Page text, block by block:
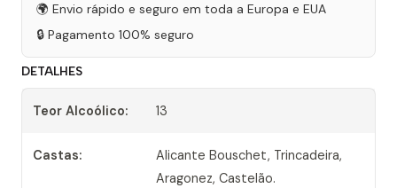
🌍 Envio rápido e seguro em toda a Europa e EUA
🔒 Pagamento 100% seguro
DETALHES
Teor Alcoólico: 13
Castas:
Alicante Bouschet, Trincadeira,
Aragonez, Castelão.